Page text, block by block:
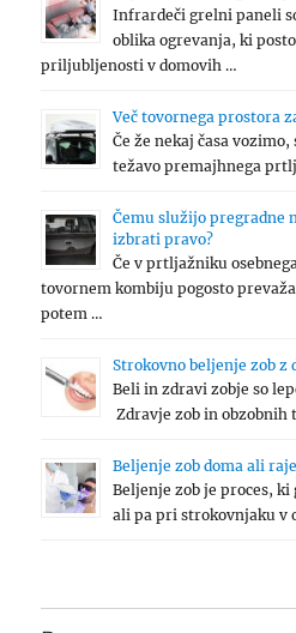
Infrardeči grelni paneli
oblika ogrevanja, ki
priljubljenosti v domovih …
Več tovornega prostora
Če že nekaj časa
težavo premajhnega
Čemu služijo pregradne
izbrati pravo?
Če v prtljažniku
tovornem kombiju pogosto
potem …
Strokovno beljenje zob
Beli in zdravi zobje so
Zdravje zob in obzobnih
Beljenje zob doma ali
Beljenje zob je proces,
ali pa pri strokovnjaku v